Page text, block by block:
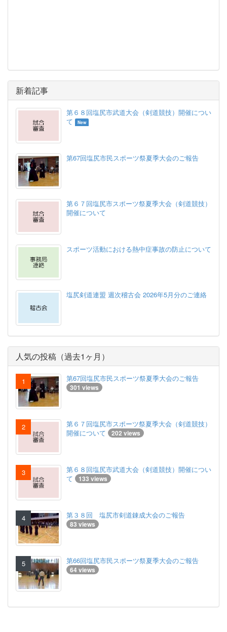
新着記事
第６８回塩尻市武道大会（剣道競技）開催につい
て
New
第67回塩尻市民スポーツ祭夏季大会のご報告
第６７回塩尻市スポーツ祭夏季大会（剣道競技）
開催について
スポーツ活動における熱中症事故の防止について
塩尻剣道連盟 週次稽古会 2026年5月分のご連絡
人気の投稿（過去1ヶ月）
第67回塩尻市民スポーツ祭夏季大会のご報告
301 views
第６７回塩尻市スポーツ祭夏季大会（剣道競技）
開催について
202 views
第６８回塩尻市武道大会（剣道競技）開催につい
て
133 views
第３８回 塩尻市剣道錬成大会のご報告
83 views
第66回塩尻市民スポーツ祭夏季大会のご報告
64 views